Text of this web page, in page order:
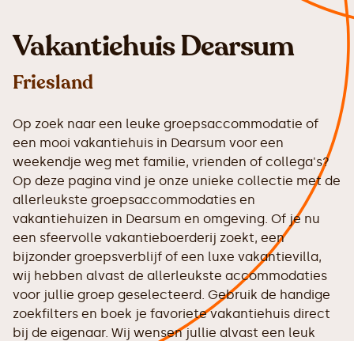
Vakantiehuis Dearsum
Friesland
Op zoek naar een leuke groepsaccommodatie of
een mooi vakantiehuis in Dearsum voor een
weekendje weg met familie, vrienden of collega's?
Op deze pagina vind je onze unieke collectie met de
allerleukste groepsaccommodaties en
vakantiehuizen in Dearsum en omgeving. Of je nu
een sfeervolle vakantieboerderij zoekt, een
bijzonder groepsverblijf of een luxe vakantievilla,
wij hebben alvast de allerleukste accommodaties
voor jullie groep geselecteerd. Gebruik de handige
zoekfilters en boek je favoriete vakantiehuis direct
bij de eigenaar. Wij wensen jullie alvast een leuk